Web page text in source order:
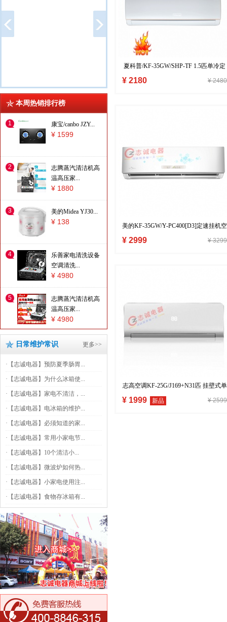
本周热销排行榜
1 康宝/canbo JZY...
¥ 1599
2
志腾蒸汽清洁机高
温高压家...
¥ 1880
3 美的Midea YJ30...
¥ 138
4
乐善家电清洗设备
空调清洗...
¥ 4980
5
志腾蒸汽清洁机高
温高压家...
¥ 4980
更多>>
日常维护常识
· 【志诚电器】预防夏季肠胃...
· 【志诚电器】为什么冰箱使...
· 【志诚电器】家电不清洁，...
· 【志诚电器】电冰箱的维护...
· 【志诚电器】必须知道的家...
· 【志诚电器】常用小家电节...
· 【志诚电器】10个清洁小...
· 【志诚电器】微波炉如何热...
· 【志诚电器】小家电使用注...
· 【志诚电器】食物存冰箱有...
夏科普/KF-35GW/SHP-TF 1.5匹单冷定
¥ 2180 ¥ 2480
美的KF-35GW/Y-PC400[D3]定速挂机空
¥ 2999 ¥ 3299
志高空调KF-25G/J169+N31匹 挂壁式单
冷定速空调
¥ 1999 新品 ¥ 2599